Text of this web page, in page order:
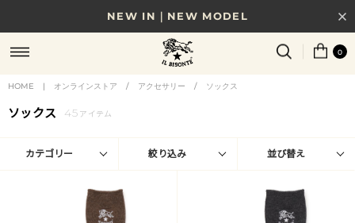
NEW IN｜NEW MODEL
8/17(月)10時まで｜税込11,000円以上で送料無料
贈る相手やシーンから選べる、新しいギフトガイド
NEW IN｜COLOR LEATHER
0
HOME | オンラインストア / アクセサリー / ソックス
ソックス 45 アイテム
カテゴリー 絞り込み 並び替え